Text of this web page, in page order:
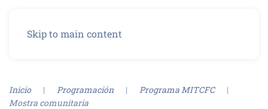
Skip to main content
Inicio Programación
Programa MITCFC
Mostra comunitaria